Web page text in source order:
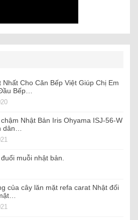
Nhất Cho Căn Bếp Việt Giúp Chị Em
Bếp…
Nhật Bản Iris Ohyama ISJ-56-W
dân…
muỗi nhật bản.
của cây lăn mặt refa carat Nhật đối